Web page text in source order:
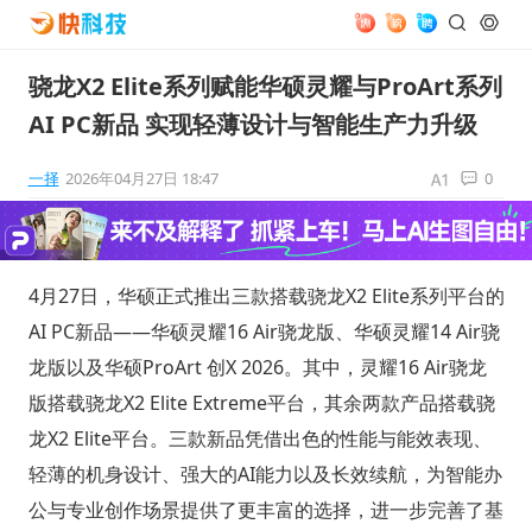
骁龙X2 Elite系列赋能华硕灵耀与ProArt系列
AI PC新品 实现轻薄设计与智能生产力升级
一择 2026年04月27日 18:47 0
4月27日，华硕正式推出三款搭载骁龙X2 Elite系列平台的
AI PC新品——华硕灵耀16 Air骁龙版、华硕灵耀14 Air骁
龙版以及华硕ProArt 创X 2026。其中，灵耀16 Air骁龙
版搭载骁龙X2 Elite Extreme平台，其余两款产品搭载骁
龙X2 Elite平台。三款新品凭借出色的性能与能效表现、
轻薄的机身设计、强大的AI能力以及长效续航，为智能办
公与专业创作场景提供了更丰富的选择，进一步完善了基